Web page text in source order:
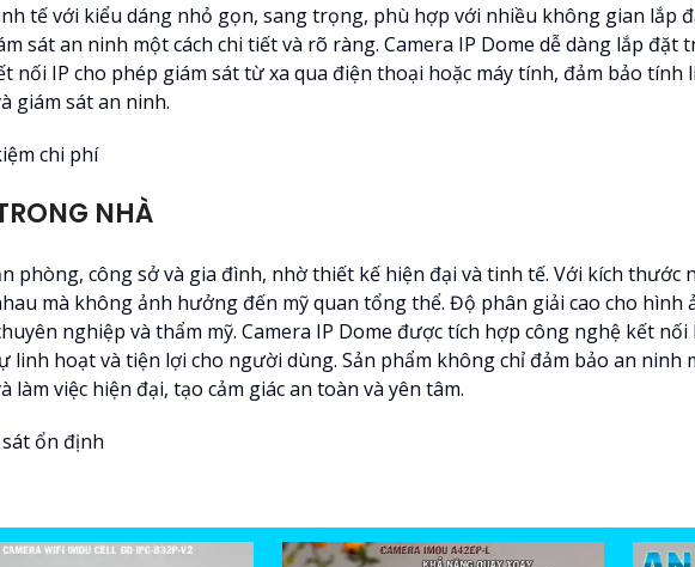
tế với kiểu dáng nhỏ gọn, sang trọng, phù hợp với nhiều không gian lắp
sát an ninh một cách chi tiết và rõ ràng. Camera IP Dome dễ dàng lắp
IP cho phép giám sát từ xa qua điện thoại hoặc máy tính, đảm bảo
giám sát an ninh.
NHÀ
phòng, công sở và gia đình, nhờ thiết kế hiện đại và tinh tế. Với kích
mà không ảnh hưởng đến mỹ quan tổng thể. Độ phân giải cao cho hình
nghiệp và thẩm mỹ. Camera IP Dome được tích hợp công nghệ kết
linh hoạt và tiện lợi cho người dùng. Sản phẩm không chỉ đảm bảo an ninh
việc hiện đại, tạo cảm giác an toàn và yên tâm.